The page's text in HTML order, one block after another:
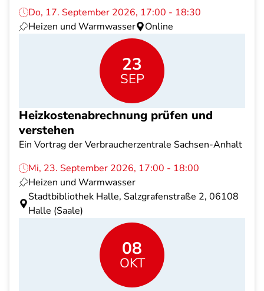
Do, 17. September 2026, 17:00 - 18:30
Heizen und Warmwasser
Online
23
SEP
Heizkostenabrechnung prüfen und
verstehen
Ein Vortrag der Verbraucherzentrale Sachsen-Anhalt
Mi, 23. September 2026, 17:00 - 18:00
Heizen und Warmwasser
Stadtbibliothek Halle, Salzgrafenstraße 2, 06108
Halle (Saale)
08
OKT